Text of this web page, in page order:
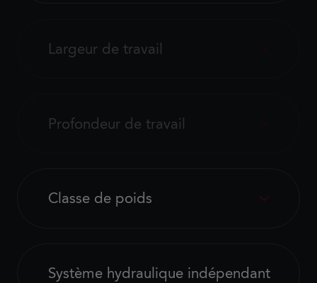
Largeur de travail
Profondeur de travail
Classe de poids
Système hydraulique indépendant